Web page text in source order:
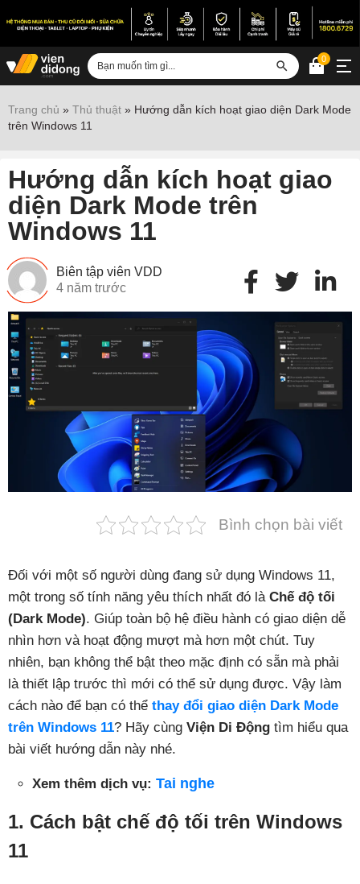
Sửa iPhone
Sửa Vertu
Sửa iPad
Sửa Macbook
Sửa Laptop
Sửa chữa thiết bị khác
Điện thoại
Phụ kiện
Tổng đài:
1800.6729 (miễn phí)
(Giờ làm việc: 08h00 - 21h00)
Đặt lịch ngay
0
Trang chủ » Thủ thuật » Hướng dẫn kích hoạt giao diện Dark Mode
trên Windows 11
Hướng dẫn kích hoạt giao
diện Dark Mode trên
Windows 11
Biên tập viên VDD
4 năm trước
Bình chọn bài viết
Đối với một số người dùng đang sử dụng Windows 11,
một trong số tính năng yêu thích nhất đó là Chế độ tối
(Dark Mode). Giúp toàn bộ hệ điều hành có giao diện dễ
nhìn hơn và hoạt động mượt mà hơn một chút. Tuy
nhiên, bạn không thể bật theo mặc định có sẵn mà phải
là thiết lập trước thì mới có thể sử dụng được. Vậy làm
cách nào để bạn có thể thay đổi giao diện Dark Mode
trên Windows 11? Hãy cùng Viện Di Động tìm hiểu qua
bài viết hướng dẫn này nhé.
Xem thêm dịch vụ: Tai nghe
1. Cách bật chế độ tối trên Windows
11